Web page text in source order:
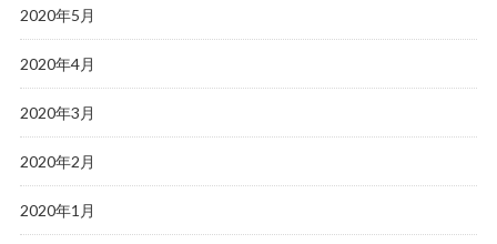
2020年5月
2020年4月
2020年3月
2020年2月
2020年1月